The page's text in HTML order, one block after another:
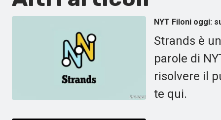
NYT Filoni oggi:
Strands è
parole di
risolvere il
te qui.